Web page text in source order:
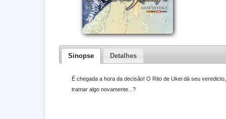
Sinopse Detalhes
É chegada a hora da decisão! O Rito de Ukei dá seu
tramar algo novamente...?